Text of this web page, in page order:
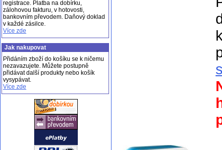
registrace. Platba na dobírku,
zálohovou fakturu, v hotovosti,
bankovním převodem. Daňový doklad
v každé zásilce.
Více zde
Jak nakupovat
Přidáním zboží do košíku se k ničemu
nezavazujete. Můžete postupně
přidávat další produkty nebo košík
vysypávat.
Více zde